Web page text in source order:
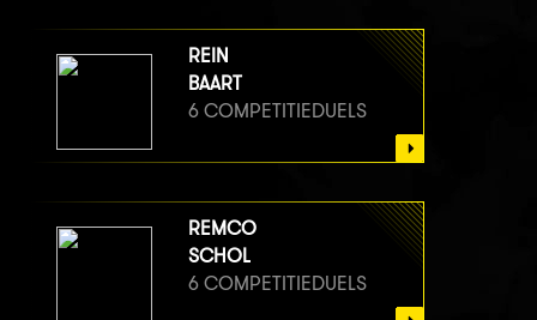
REIN
BAART
6 COMPETITIEDUELS
REMCO
SCHOL
6 COMPETITIEDUELS